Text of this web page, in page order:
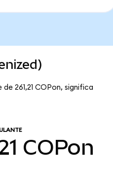
261,21 COPon, significa
COPon